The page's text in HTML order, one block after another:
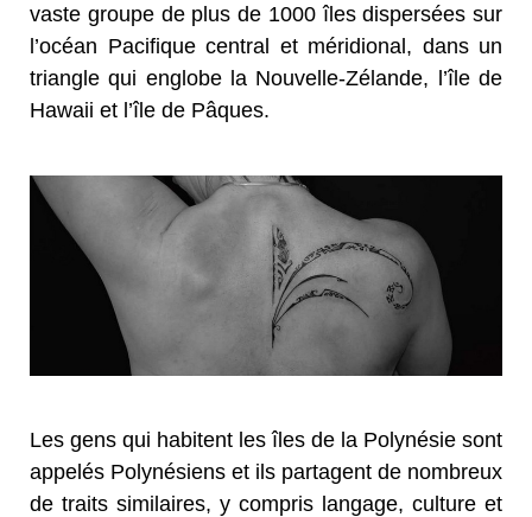
vaste groupe de plus de 1000 îles dispersées sur
l’océan Pacifique central et méridional, dans un
triangle qui englobe la Nouvelle-Zélande, l’île de
Hawaii et l’île de Pâques.
Les gens qui habitent les îles de la Polynésie sont
appelés Polynésiens et ils partagent de nombreux
de traits similaires, y compris langage, culture et